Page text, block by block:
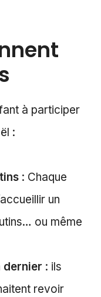
à participer
:
: Chaque
un
ou même
dernier : ils
revoir